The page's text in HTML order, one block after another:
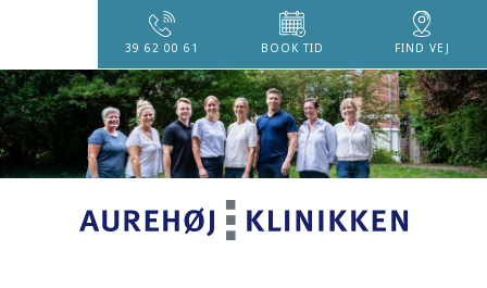
39 62 00 61 BOOK TID FIND VEJ